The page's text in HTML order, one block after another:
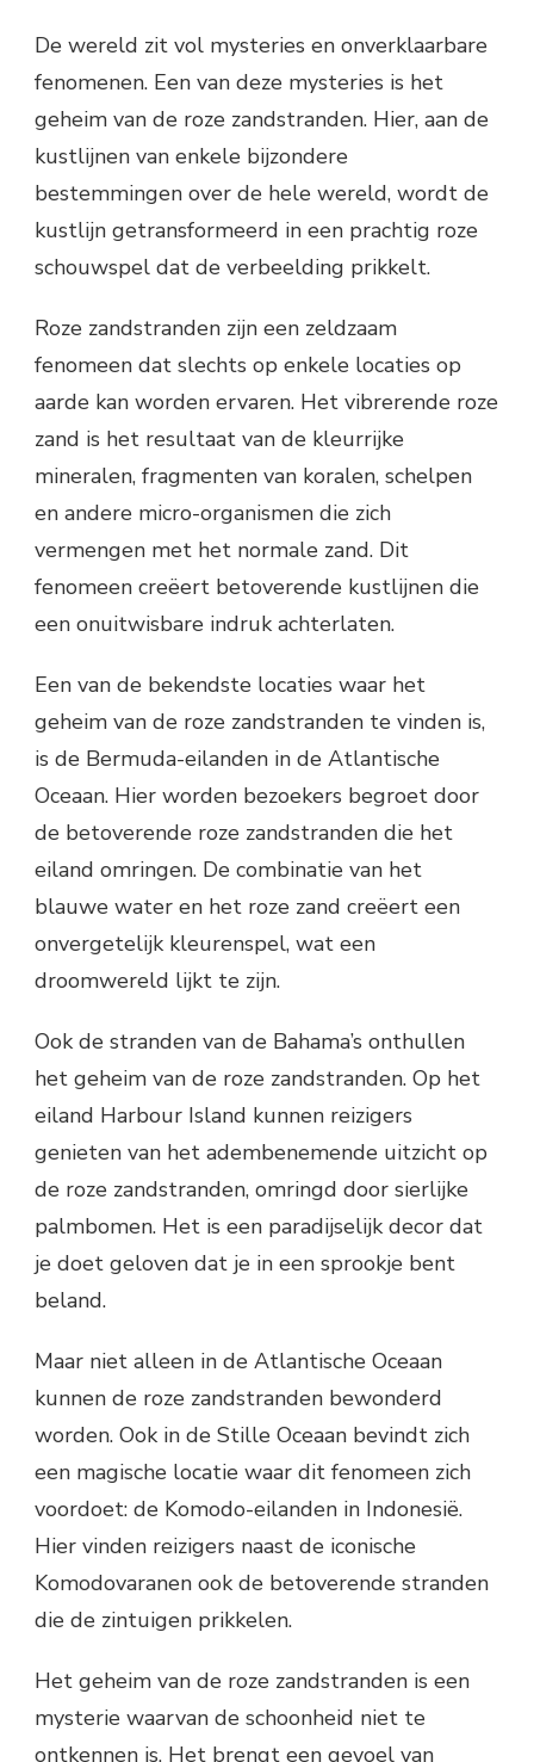
De wereld zit vol mysteries en onverklaarbare
fenomenen. Een van deze mysteries is het
geheim van de roze zandstranden. Hier, aan de
kustlijnen van enkele bijzondere
bestemmingen over de hele wereld, wordt de
kustlijn getransformeerd in een prachtig roze
schouwspel dat de verbeelding prikkelt.
Roze zandstranden zijn een zeldzaam
fenomeen dat slechts op enkele locaties op
aarde kan worden ervaren. Het vibrerende roze
zand is het resultaat van de kleurrijke
mineralen, fragmenten van koralen, schelpen
en andere micro-organismen die zich
vermengen met het normale zand. Dit
fenomeen creëert betoverende kustlijnen die
een onuitwisbare indruk achterlaten.
Een van de bekendste locaties waar het
geheim van de roze zandstranden te vinden is,
is de Bermuda-eilanden in de Atlantische
Oceaan. Hier worden bezoekers begroet door
de betoverende roze zandstranden die het
eiland omringen. De combinatie van het
blauwe water en het roze zand creëert een
onvergetelijk kleurenspel, wat een
droomwereld lijkt te zijn.
Ook de stranden van de Bahama’s onthullen
het geheim van de roze zandstranden. Op het
eiland Harbour Island kunnen reizigers
genieten van het adembenemende uitzicht op
de roze zandstranden, omringd door sierlijke
palmbomen. Het is een paradijselijk decor dat
je doet geloven dat je in een sprookje bent
beland.
Maar niet alleen in de Atlantische Oceaan
kunnen de roze zandstranden bewonderd
worden. Ook in de Stille Oceaan bevindt zich
een magische locatie waar dit fenomeen zich
voordoet: de Komodo-eilanden in Indonesië.
Hier vinden reizigers naast de iconische
Komodovaranen ook de betoverende stranden
die de zintuigen prikkelen.
Het geheim van de roze zandstranden is een
mysterie waarvan de schoonheid niet te
ontkennen is. Het brengt een gevoel van